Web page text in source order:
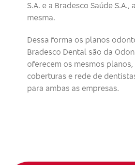
S.A. e a Bradesco Saúde S.A.,
mesma.
Dessa forma os planos
Bradesco Dental são da
oferecem os mesmos
coberturas e rede de
para ambas as empresas.